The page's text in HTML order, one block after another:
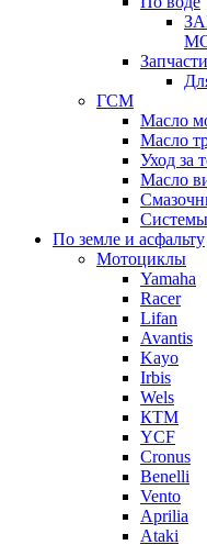
ГСМ
Масло
Масло
Уход за
Масло
По земле и асфальту
Мотоциклы
Yamaha
Racer
Lifan
Avantis
Kayo
Irbis
Wels
КТМ
YCF
Cronus
Benelli
Vento
Aprilia
Ataki